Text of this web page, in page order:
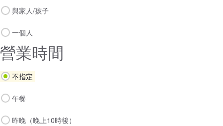
與家人/孩子
一個人
營業時間
不指定
午餐
昨晚（晚上10時後）